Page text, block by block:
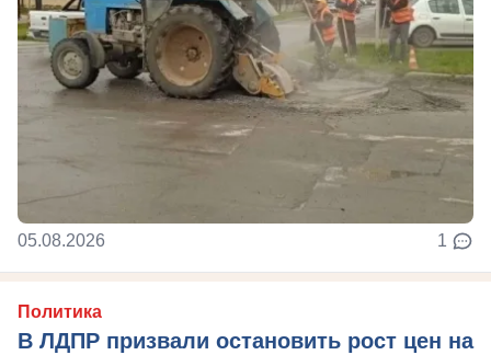
05.08.2026 1
Политика
В ЛДПР призвали остановить рост цен на